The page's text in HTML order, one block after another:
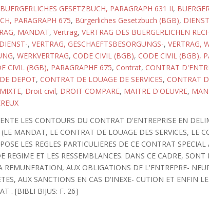
BUERGERLICHES GESETZBUCH, PARAGRAPH 631 II,
PARAGRAPH 675, Bürgerliches Gesetzbuch (BGB),
, MANDAT, Vertrag, VERTRAG DES BUERGERLICHEN
, VERTRAG, GESCHAEFTSBESORGUNGS-, VERTRAG,
, WERKVERTRAG, CODE CIVIL (BGB), CODE CIVIL (BGB),
CIVIL (BGB), PARAGRAPHE 675, Contrat, CONTRAT
DEPOT, CONTRAT DE LOUAGE DE SERVICES, CONTRAT
, Droit civil, DROIT COMPARE, MAITRE D'OEUVRE,
LES CONTOURS DU CONTRAT D'ENTREPRISE EN
MANDAT, LE CONTRAT DE LOUAGE DES SERVICES, LE
LES REGLES PARTICULIERES DE CE CONTRAT
REGIME ET LES RESSEMBLANCES. DANS CE CADRE, SONT
REMUNERATION, AUX OBLIGATIONS DE L'ENTREPRE-
AUX SANCTIONS EN CAS D'INEXE- CUTION ET ENFIN
. [BIBLI BIJUS: F. 26]